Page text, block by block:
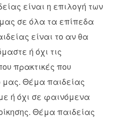
είναι η επιλογή των
σε όλα τα επίπεδα
είναι το αν θα
ή όχι τις
πρακτικές που
μας. Θέμα παιδείας
ή όχι σε φαινόμενα
Θέμα παιδείας